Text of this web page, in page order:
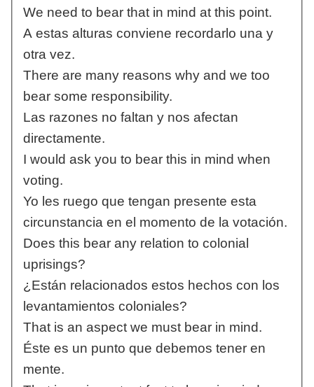
We need to bear that in mind at this point.
A estas alturas conviene recordarlo una y
otra vez.
There are many reasons why and we too
bear some responsibility.
Las razones no faltan y nos afectan
directamente.
I would ask you to bear this in mind when
voting.
Yo les ruego que tengan presente esta
circunstancia en el momento de la votación.
Does this bear any relation to colonial
uprisings?
¿Están relacionados estos hechos con los
levantamientos coloniales?
That is an aspect we must bear in mind.
Éste es un punto que debemos tener en
mente.